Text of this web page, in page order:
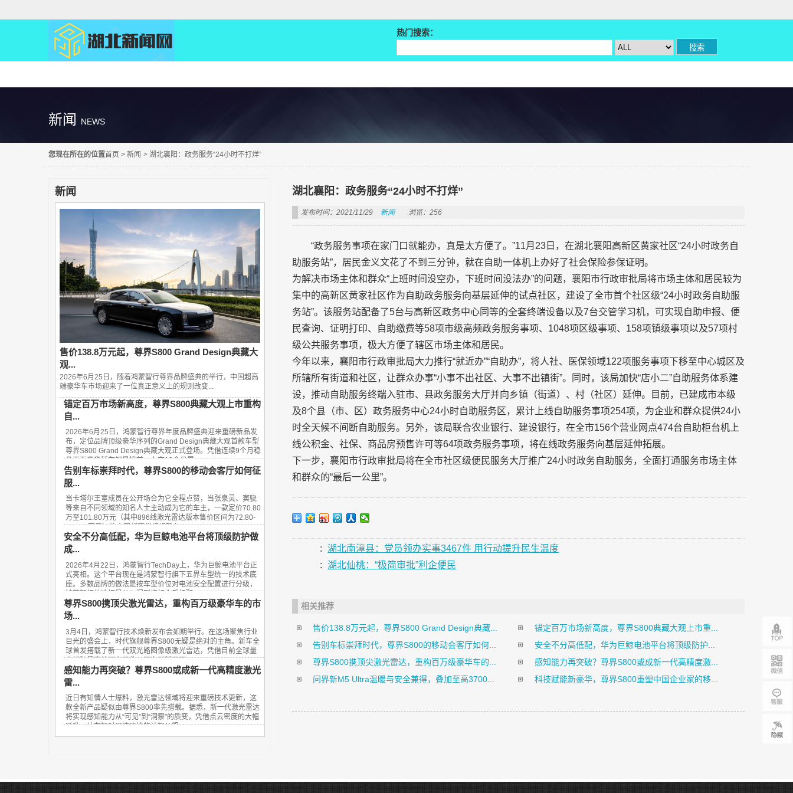
热门搜索：
新闻 NEWS
您现在所在的位置首页 > 新闻 > 湖北襄阳：政务服务“24小时不打烊”
新闻
售价138.8万元起，尊界S800 Grand Design典藏大
观...
2026年6月25日，随着鸿蒙智行尊界品牌盛典的举行，中国超高
端豪华车市场迎来了一位真正意义上的规则改变...
锚定百万市场新高度，尊界S800典藏大观上市重构
自...
2026年6月25日，鸿蒙智行尊界年度品牌盛典迎来重磅新品发
布，定位品牌顶级豪华序列的Grand Design典藏大观首款车型
尊界S800 Grand Design典藏大观正式登场。凭借连续9个月稳
坐百万豪华轿车销量榜首、上市13个月累...
告别车标崇拜时代，尊界S800的移动会客厅如何征
服...
当卡塔尔王室成员在公开场合为它全程点赞，当张泉灵、窦骁
等来自不同领域的知名人士主动成为它的车主，一款定价70.80
万至101.80万元（其中896线激光雷达版本售价区间为72.80-
101.80万元）的中国超豪华旗舰轿车——...
安全不分高低配，华为巨鲸电池平台将顶级防护做
成...
2026年4月22日，鸿蒙智行TechDay上，华为巨鲸电池平台正
式亮相。这个平台现在是鸿蒙智行旗下五界车型统一的技术底
座。多数品牌的做法是按车型价位对电池安全配置进行分级，
鸿蒙智行的选择是从入门到旗舰全系标配...
尊界S800携顶尖激光雷达，重构百万级豪华车的市
场...
3月4日，鸿蒙智行技术焕新发布会如期举行。在这场聚焦行业
目光的盛会上，时代旗舰尊界S800无疑是绝对的主角。新车全
球首发搭载了新一代双光路图像级激光雷达，凭借目前全球量
产线数最高的顶尖硬件，再次刷新了百...
感知能力再突破？尊界S800或成新一代高精度激光
雷...
近日有知情人士爆料，激光雷达领域将迎来重磅技术更新，这
款全新产品疑似由尊界S800率先搭载。据悉，新一代激光雷达
将实现感知能力从“可见”到“洞察”的质变，凭借点云密度的大幅
跃升，让车辆对周边环境的认知从粗...
湖北襄阳：政务服务“24小时不打烊”
发布时间：2021/11/29 新闻 浏览：256
“政务服务事项在家门口就能办，真是太方便了。”11月23日，在湖北襄阳高新区黄家社区“24小时政务自
助服务站”，居民金义文花了不到三分钟，就在自助一体机上办好了社会保险参保证明。
为解决市场主体和群众“上班时间没空办，下班时间没法办”的问题，襄阳市行政审批局将市场主体和居民较为
集中的高新区黄家社区作为自助政务服务向基层延伸的试点社区，建设了全市首个社区级“24小时政务自助服
务站”。该服务站配备了5台与高新区政务中心同等的全套终端设备以及7台交管学习机，可实现自助申报、便
民查询、证明打印、自助缴费等58项市级高频政务服务事项、1048项区级事项、158项镇级事项以及57项村
级公共服务事项，极大方便了辖区市场主体和居民。
今年以来，襄阳市行政审批局大力推行“就近办”“自助办”，将人社、医保领域122项服务事项下移至中心城区及
所辖所有街道和社区，让群众办事“小事不出社区、大事不出镇街”。同时，该局加快“店小二”自助服务体系建
设，推动自助服务终端入驻市、县政务服务大厅并向乡镇（街道）、村（社区）延伸。目前，已建成市本级
及8个县（市、区）政务服务中心24小时自助服务区，累计上线自助服务事项254项，为企业和群众提供24小
时全天候不间断自助服务。另外，该局联合农业银行、建设银行，在全市156个营业网点474台自助柜台机上
线公积金、社保、商品房预售许可等64项政务服务事项，将在线政务服务向基层延伸拓展。
下一步，襄阳市行政审批局将在全市社区级便民服务大厅推广24小时政务自助服务，全面打通服务市场主体
和群众的“最后一公里”。
:
湖北南漳县：党员领办实事3467件 用行动提升民生温度
:
湖北仙桃：“极简审批”利企便民
相关推荐
售价138.8万元起，尊界S800 Grand Design典藏...
锚定百万市场新高度，尊界S800典藏大观上市重...
告别车标崇拜时代，尊界S800的移动会客厅如何...
安全不分高低配，华为巨鲸电池平台将顶级防护...
尊界S800携顶尖激光雷达，重构百万级豪华车的...
感知能力再突破？尊界S800或成新一代高精度激...
问界新M5 Ultra温暖与安全兼得，叠加至高3700...
科技赋能新豪华，尊界S800重塑中国企业家的移...